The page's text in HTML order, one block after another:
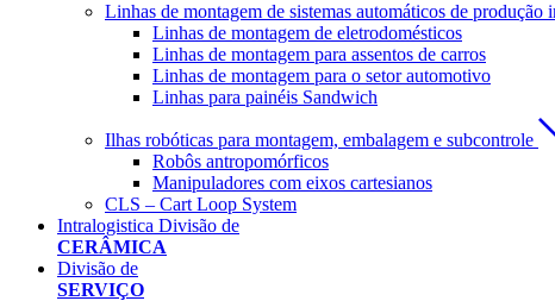
Linhas de montagem de sistemas automáticos de produção
Linhas de montagem de eletrodomésticos
Linhas de montagem para assentos de carros
Linhas de montagem para o setor automotivo
Linhas para painéis Sandwich
Ilhas robóticas para montagem, embalagem e subcontrole
Robôs antropomórficos
Manipuladores com eixos cartesianos
CLS – Cart Loop System
Intralogistica Divisão de
CERÂMICA
Divisão de
SERVIÇO